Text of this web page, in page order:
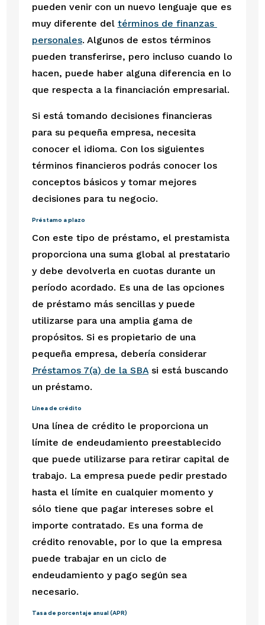
pueden venir con un nuevo lenguaje que es
muy diferente del términos de finanzas
personales. Algunos de estos términos
pueden transferirse, pero incluso cuando lo
hacen, puede haber alguna diferencia en lo
que respecta a la financiación empresarial.
Si está tomando decisiones financieras
para su pequeña empresa, necesita
conocer el idioma. Con los siguientes
términos financieros podrás conocer los
conceptos básicos y tomar mejores
decisiones para tu negocio.
Préstamo a plazo
Con este tipo de préstamo, el prestamista
proporciona una suma global al prestatario
y debe devolverla en cuotas durante un
período acordado. Es una de las opciones
de préstamo más sencillas y puede
utilizarse para una amplia gama de
propósitos. Si es propietario de una
pequeña empresa, debería considerar
Préstamos 7(a) de la SBA si está buscando
un préstamo.
Línea de crédito
Una línea de crédito le proporciona un
límite de endeudamiento preestablecido
que puede utilizarse para retirar capital de
trabajo. La empresa puede pedir prestado
hasta el límite en cualquier momento y
sólo tiene que pagar intereses sobre el
importe contratado. Es una forma de
crédito renovable, por lo que la empresa
puede trabajar en un ciclo de
endeudamiento y pago según sea
necesario.
Tasa de porcentaje anual (APR)